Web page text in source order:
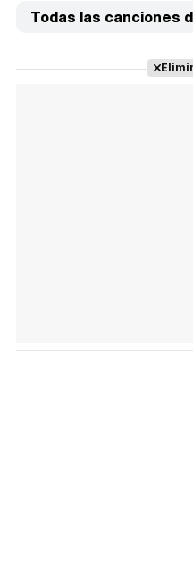
Todas las canciones